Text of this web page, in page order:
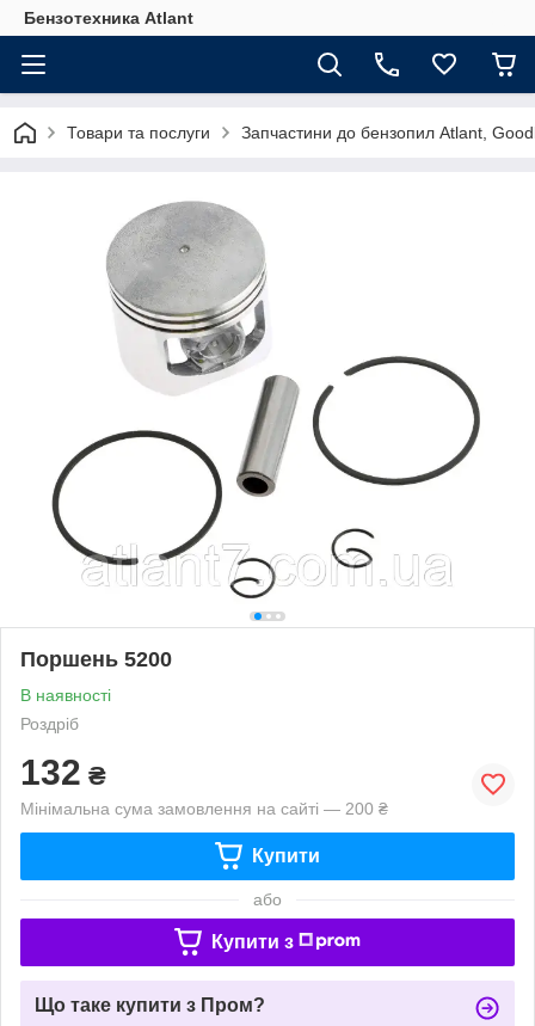
Бензотехника Atlant
Товари та послуги Запчастини до бензопил Atlant,
Поршень 5200
В наявності
Роздріб
132 ₴
Мінімальна сума замовлення на сайті — 200 ₴
Купити
або
Купити з
Що таке купити з Пром?